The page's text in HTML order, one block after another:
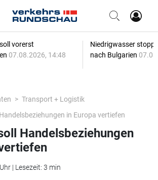
vorerst
07.08.2026, 14:48
Niedrigwasser
nach Bulgarien
Transport + Logistik
in Europa vertiefen
Handelsbeziehungen
| Lesezeit: 3 min